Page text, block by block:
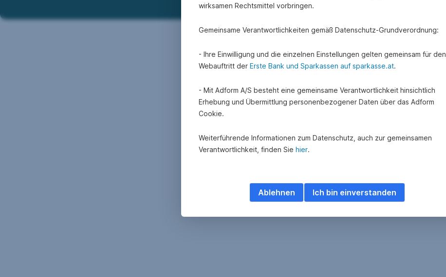
wirksamen Rechtsmittel vorbringen.
Gemeinsame Verantwortlichkeiten gemäß Datenschutz-Grundverordnung:
- Ihre Einwilligung und die einzelnen Einstellungen gelten gemeinsam für den
Webauftritt der Erste Bank und Sparkassen auf sparkasse.at.
- Mit Adform A/S besteht eine gemeinsame Verantwortlichkeit hinsichtlich
Erhebung und Übermittlung personenbezogener Daten über das Adform
Cookie.
Weiterführende Informationen zum Datenschutz, auch zur gemeinsamen
Verantwortlichkeit, finden Sie hier.
Ich bin einverstanden
Ablehnen